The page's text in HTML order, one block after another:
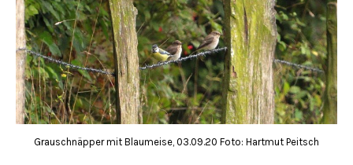
Grauschnäpper mit Blaumeise, 03.09.20 Foto: Hartmut Peitsch